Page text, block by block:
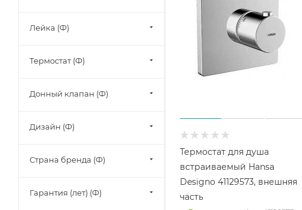
Термостат для душа
встраиваемый Hansa
Designo 41129573, внешняя
часть
Лейка (Ф)
Термостат (Ф)
Донный клапан (Ф)
Дизайн (Ф)
Страна бренда (Ф)
Гарантия (лет) (Ф)